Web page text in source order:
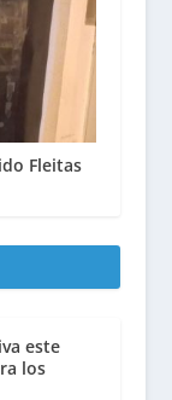
Fleitas
este
los